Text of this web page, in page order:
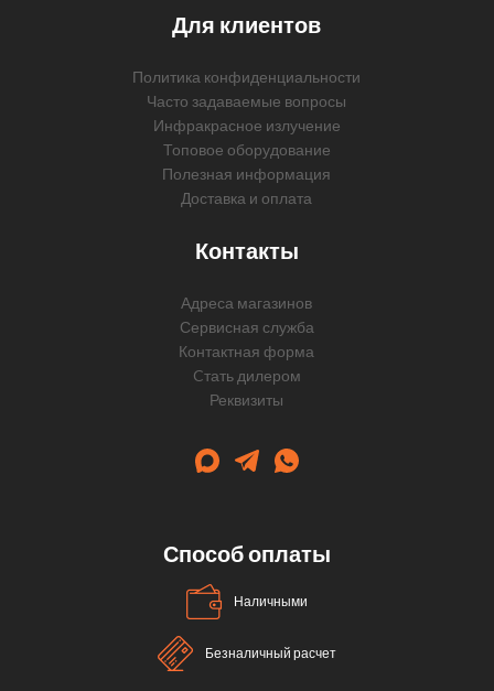
Для клиентов
Политика конфиденциальности
Часто задаваемые вопросы
Инфракрасное излучение
Топовое оборудование
Полезная информация
Доставка и оплата
Контакты
Адреса магазинов
Сервисная служба
Контактная форма
Cтать дилером
Реквизиты
Способ оплаты
Наличными
Безналичный расчет